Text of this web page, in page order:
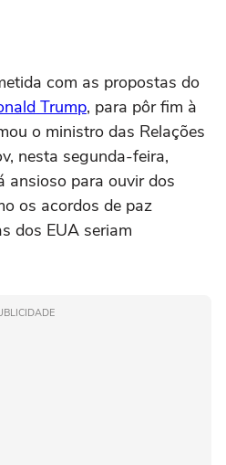
com as propostas do
Trump, para pôr fim ⁠à
o ministro das Relações
‌nesta segunda-feira,
ansioso para ouvir dos
os acordos de paz
dos EUA ‌seriam